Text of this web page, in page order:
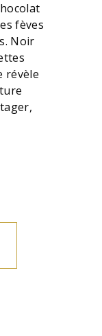
fèves
Noir
révèle